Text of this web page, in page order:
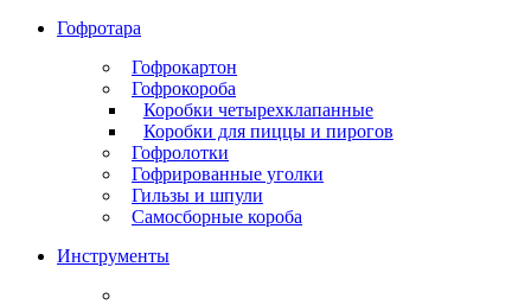
Гофротара
Гофрокартон
Гофрокороба
Коробки четырехклапанные
Коробки для пиццы и пирогов
Гофролотки
Гофрированные уголки
Гильзы и шпули
Самосборные короба
Инструменты